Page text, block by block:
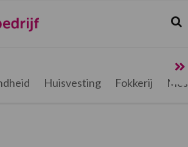
Huisvesting Fokkerij